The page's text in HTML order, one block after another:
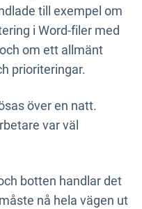
till exempel om
i Word-filer med
om ett allmänt
prioriteringar.
över en natt.
var väl
botten handlar det
nå hela vägen ut